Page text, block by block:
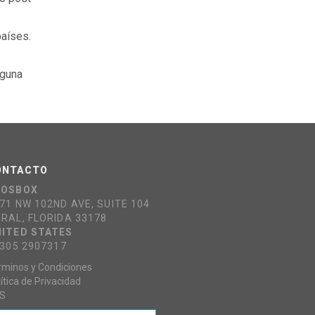
NW 102ND AVE, SUITE 104
FLORIDA 33178
STATES
2907317
y Condiciones
de Privacidad